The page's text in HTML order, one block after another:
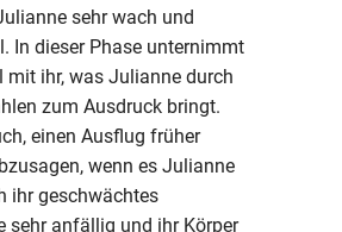
sehr wach und
In dieser Phase unternimmt
mit ihr, was Julianne durch
zum Ausdruck bringt.
einen Ausflug früher
wenn es Julianne
ihr geschwächtes
sehr anfällig und ihr Körper